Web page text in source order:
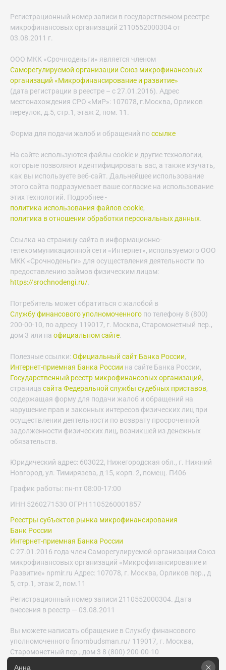
Регистрационный номер записи в государственном реестре
микрофинансовых организаций 2110552000304 от
03.08.2011 г.
ООО МКК «Срочноденьги» является членом
Саморегулируемой организации Союз микрофинансовых
организаций «Микрофинансирование и развитие»
(дата регистрации в реестре – с 27.01.2016). Адрес
местонахождения СРО «МиР»: 107078, г.Москва, Орликов
переулок, д.5, стр.1, этаж 2, пом. 11.
Форма для подачи жалоб и обращений по ссылке
На сайте используются файлы cookie и другие технологии,
которые позволяют идентифицировать вас, а также изучать,
как вы используете веб-сайт. Дальнейшее использование
этого сайта подразумевает ваше согласие на использование
этих технологий. Подробнее -
политика использования файлов cookie,
политика в отношении обработки персональных данных
Ссылка на страницу сайта в информационно-
телекоммуникационной сети «Интернет», используемого ООО
МКК «Срочноденьги» для осуществления деятельности по
предоставлению займов физическим лицам:
https://srochnodengi.ru/
Потребитель может обратиться с жалобой в
Службу финансового уполномоченного по телефону 8 (800)
200-00-10, по адресу 119017, г. Москва, Старомонетный пер.,
дом 3 или на официальном сайте
Полезные ссылки: Официальный сайт Банка России,
Интернет-приемная Банка России на сайте Банка России,
Государственный реестр микрофинансовых организаций,
страница сайта Федеральной службы судебных приставов,
содержащая форму для подачи жалоб и обращений на
нарушение прав и законных интересов физических лиц при
осуществлении деятельности по возврату просроченной
задолженности физических лиц, возникшей из денежных
обязательств.
Юридический адрес: 603022, Нижегородская обл., г. Нижний
Новгород, ул. Тимирязева, д 15, корп. 2, помещ. П406
График работы: пн-пт 08:00-17:00
ИНН 5260271530 ОГРН 1105260001857
Реестры субъектов рынка микрофинансирования
Банк России
Интернет-приемная Банка России
С 27.01.2016 года член Саморегулируемой организации Союз
микрофинансовых организаций «Микрофинансирование и
Развитие» npmir.ru Адрес: 107078, г. Москва, Орликов пер., д
5, стр.1, этаж 2, пом.11
Регистрационный номер записи 2110552000304. Дата
внесения в реестр — 03.08.2011
Вы можете написать обращение в Службу финансового
уполномоченного finombudsman.ru/ 119017, г. Москва,
Старомонетный пер., дом 3 8 (800) 200-00-10
Анна